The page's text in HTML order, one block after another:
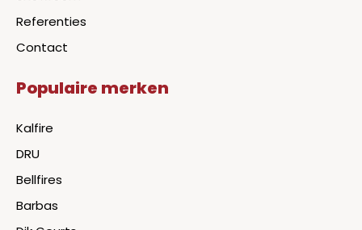
Referenties
Contact
Populaire merken
Kalfire
DRU
Bellfires
Barbas